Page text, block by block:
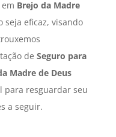
Brejo da Madre
eficaz, visando
de Seguro para
Madre de Deus
para resguardar seu
a seguir.